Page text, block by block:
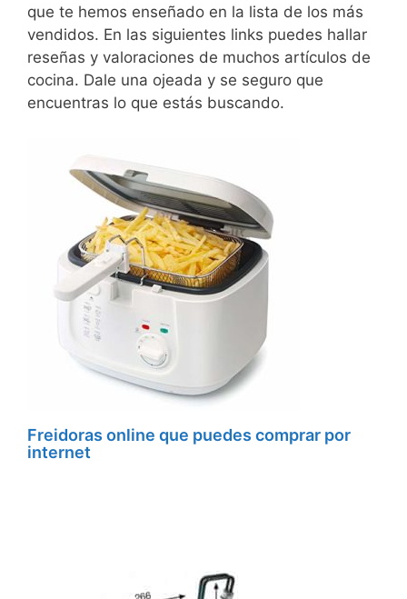
que te hemos enseñado en la lista de los más
vendidos. En las siguientes links puedes hallar
reseñas y valoraciones de muchos artículos de
cocina. Dale una ojeada y se seguro que
encuentras lo que estás buscando.
Freidoras online que puedes comprar por
internet